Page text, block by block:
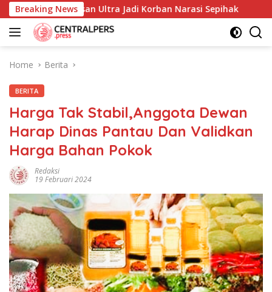
Skip
to
content
Breaking News
Yayasan Ultra Jadi Korban Narasi Sepihak 234SC
Home Berita
BERITA
Harga Tak Stabil,Anggota Dewan
Harap Dinas Pantau Dan Validkan
Harga Bahan Pokok
Redaksi
19 Februari 2024